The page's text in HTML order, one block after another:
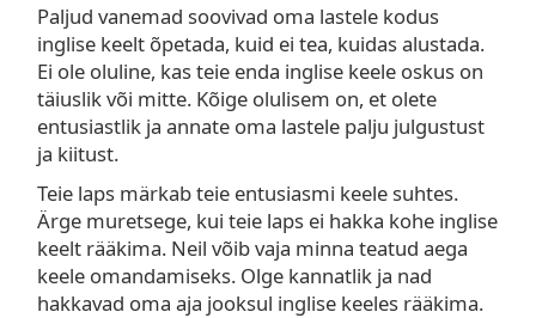
Paljud vanemad soovivad oma lastele kodus
inglise keelt õpetada, kuid ei tea, kuidas alustada.
Ei ole oluline, kas teie enda inglise keele oskus on
täiuslik või mitte. Kõige olulisem on, et olete
entusiastlik ja annate oma lastele palju julgustust
ja kiitust.
Teie laps märkab teie entusiasmi keele suhtes.
Ärge muretsege, kui teie laps ei hakka kohe inglise
keelt rääkima. Neil võib vaja minna teatud aega
keele omandamiseks. Olge kannatlik ja nad
hakkavad oma aja jooksul inglise keeles rääkima.